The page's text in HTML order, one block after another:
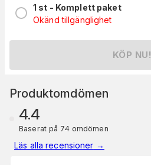
1 st - Komplett paket
Okänd tillgänglighet
KÖP NU!
Produktomdömen
4.4
Baserat på 74 omdömen
Läs alla recensioner →